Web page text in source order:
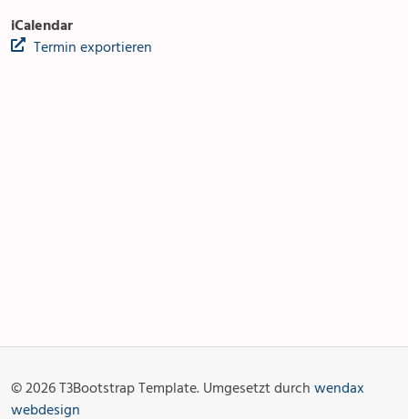
iCalendar
Termin exportieren
© 2026 T3Bootstrap Template. Umgesetzt durch wendax
webdesign
Angebot & Sakramente
Aktuelles
Fotogalerie
Links